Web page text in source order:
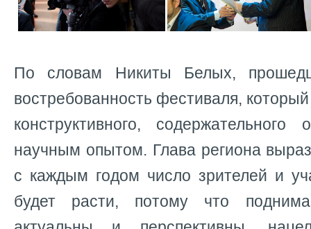
По словам Никиты Белых,
востребованность фестиваля,
конструктивного,
научным опытом. Глава региона
с каждым годом число зрителей и
будет расти, потому что